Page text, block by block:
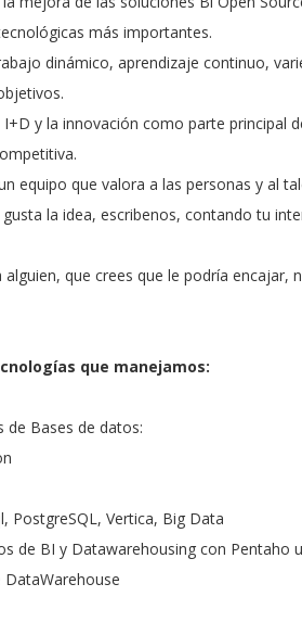
más importantes.
dinámico, aprendizaje continuo,
I+D y la innovación como parte principal
equipo que valora a las personas y al
la idea, escribenos, contando tu
alguien, que crees que le podría encajar,
que manejamos:
de Bases de datos:
PostgreSQL, Vertica, Big Data
de BI y Datawarehousing con Pentaho